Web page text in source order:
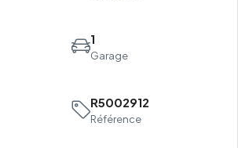
1
Garage
R5002912
Référence